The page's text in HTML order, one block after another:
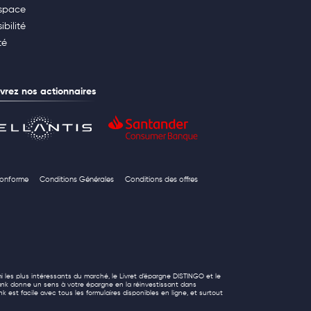
nos actionnaires
Conditions Générales Conditions des offres
plus intéressants du marché, le Livret d’épargne DISTINGO et le
donne un sens à votre épargne en la réinvestissant dans
est facile avec tous les formulaires disponibles en ligne, et surtout